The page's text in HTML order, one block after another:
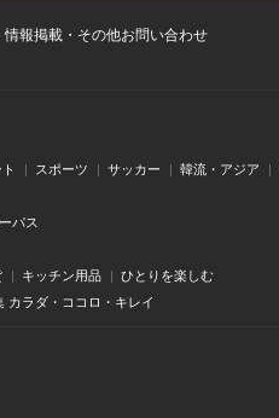
報掲載・その他お問い合わせ
スポーツ サッカー 韓流・アジア
パス
キッチン用品 ひとりを楽しむ
カラダ・ココロ・キレイ